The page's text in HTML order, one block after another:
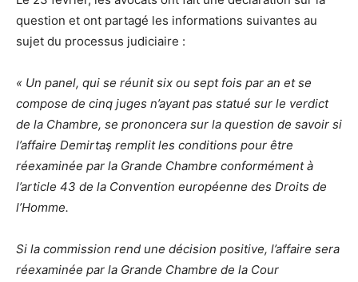
question et ont partagé les informations suivantes au
sujet du processus judiciaire :
« Un panel, qui se réunit six ou sept fois par an et se
compose de cinq juges n’ayant pas statué sur le verdict
de la Chambre, se prononcera sur la question de savoir si
l’affaire Demirtaş remplit les conditions pour être
réexaminée par la Grande Chambre conformément à
l’article 43 de la Convention européenne des Droits de
l’Homme.
Si la commission rend une décision positive, l’affaire sera
réexaminée par la Grande Chambre de la Cour